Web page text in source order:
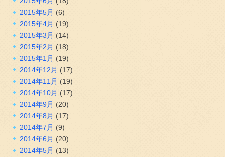
2015年5月 (6)
2015年4月 (19)
2015年3月 (14)
2015年2月 (18)
2015年1月 (19)
2014年12月 (17)
2014年11月 (19)
2014年10月 (17)
2014年9月 (20)
2014年8月 (17)
2014年7月 (9)
2014年6月 (20)
2014年5月 (13)